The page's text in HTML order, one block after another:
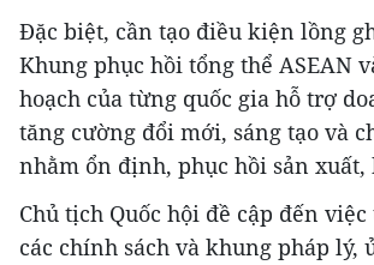
Đặc biệt, cần tạo điều kiện lồng
Khung phục hồi tổng thể ASEAN
hoạch của từng quốc gia hỗ trợ
tăng cường đổi mới, sáng tạo và
nhằm ổn định, phục hồi sản
Chủ tịch Quốc hội đề cập đến
các chính sách và khung pháp lý,